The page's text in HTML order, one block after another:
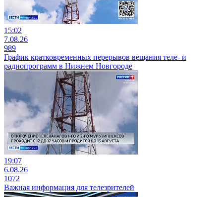
15:02
7.08.26
989
График кратковременных перерывов вещания теле- и
радиопрограмм в Нижнем Новгороде
19:07
6.08.26
1072
Важная информация для телезрителей